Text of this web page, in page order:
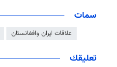
سمات
علاقات ايران وافغانستان
تعليقك